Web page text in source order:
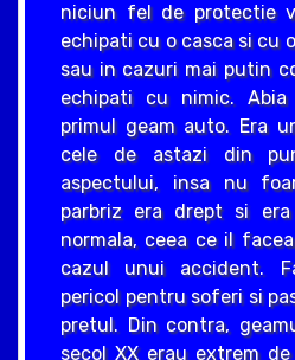
niciun fel de protectie
echipati cu o casca si cu
sau in cazuri mai putin
echipati cu nimic.
primul geam auto. Era
cele de astazi din
aspectului, insa nu
parbriz era drept si
normala, ceea ce il
cazul unui accident.
pericol pentru soferi si
pretul. Din contra,
secol XX erau extrem